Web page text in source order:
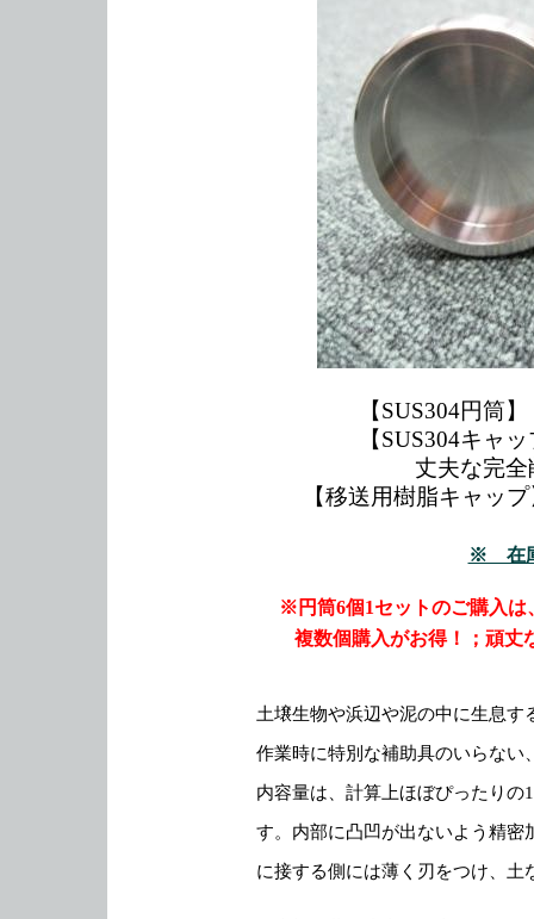
【SUS304円
【SUS304キ
丈夫な完
【移送用樹脂キャ
※ 在
※円筒6個1セットのご購入は
複数個購入がお得！；頑丈
土壌生物や浜辺や泥の中に生息す
作業時に特別な補助具のいらない
内容量は、計算上ほぼぴったり
す。内部に凸凹が出ないよう精密
に接する側には薄く刃をつけ、